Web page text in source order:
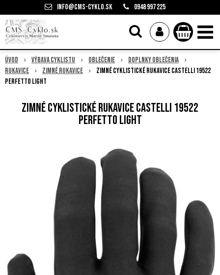
info@cms-cyklo.sk 0948 997 225
Úvod Výbava cyklistu Oblečenie
Doplnky oblečenia
Rukavice
Zimné rukavice
Zimné cyklistické rukavice Castelli 19522
PERFETTO LIGHT
Zimné cyklistické rukavice Castelli 19522
PERFETTO LIGHT